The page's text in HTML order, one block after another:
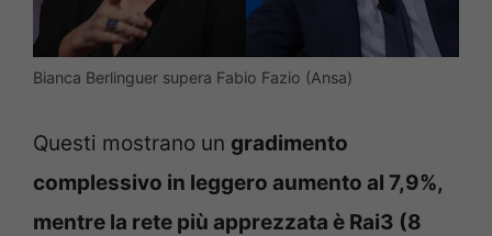
Bianca Berlinguer supera Fabio Fazio (Ansa)
Questi mostrano un gradimento
complessivo in leggero aumento al 7,9%,
mentre la rete più apprezzata è Rai3 (8